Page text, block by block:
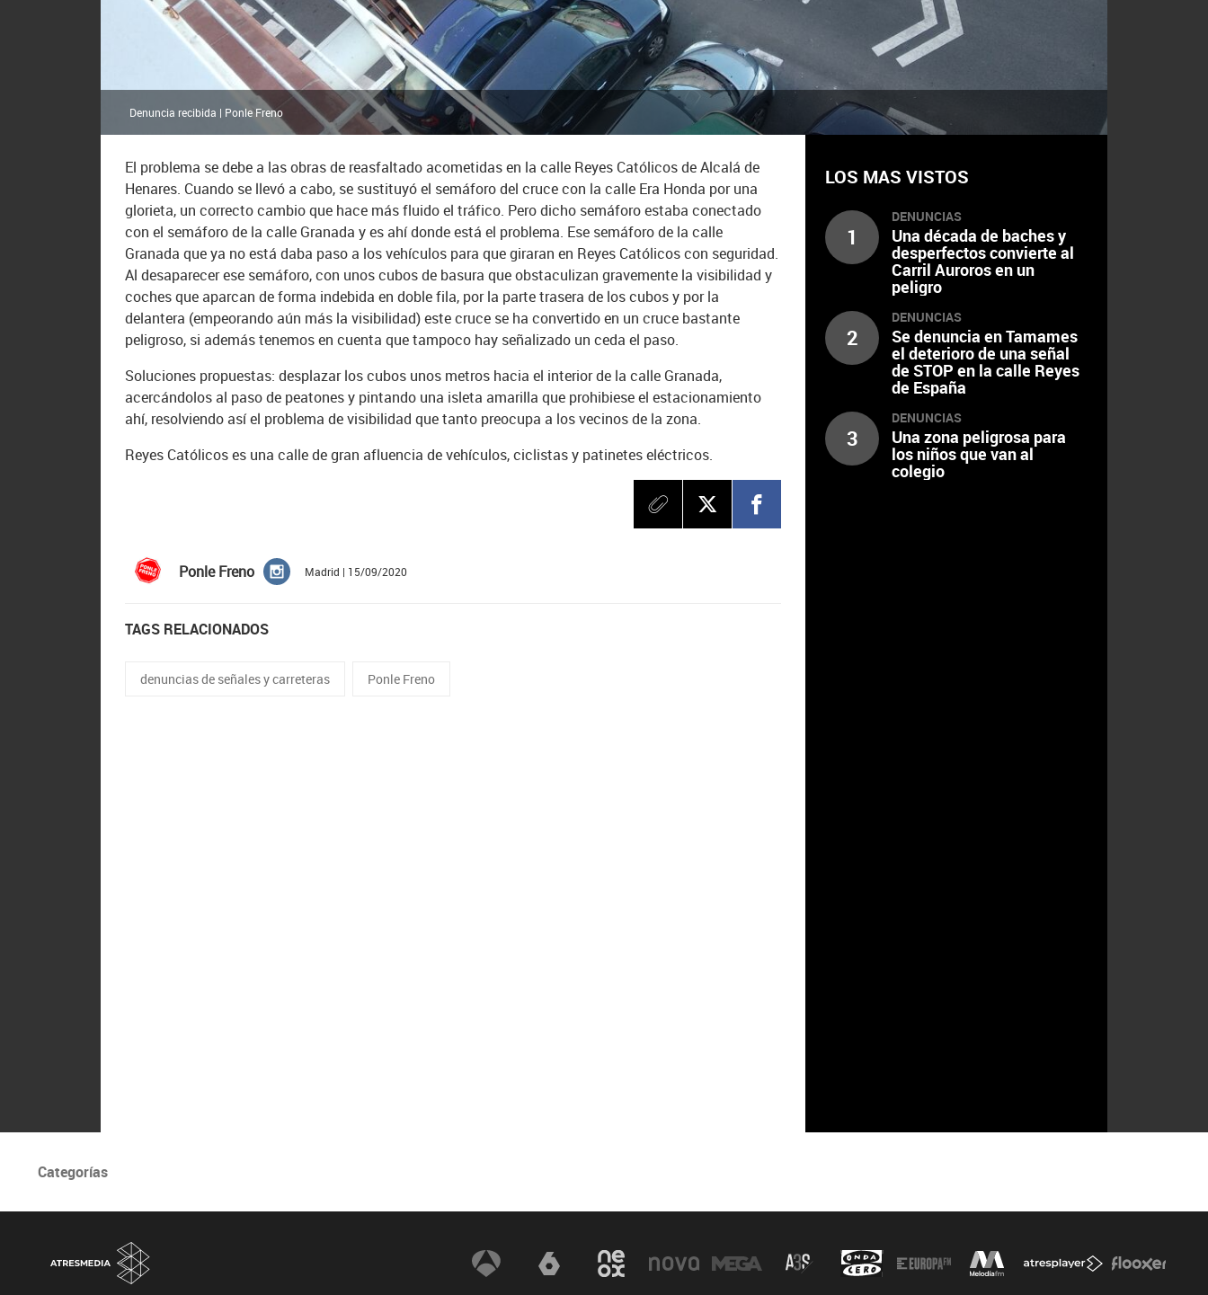
Denuncia recibida | Ponle Freno
El problema se debe a las obras de reasfaltado acometidas en la calle Reyes Católicos de Alcalá de
Henares. Cuando se llevó a cabo, se sustituyó el semáforo del cruce con la calle Era Honda por una
glorieta, un correcto cambio que hace más fluido el tráfico. Pero dicho semáforo estaba conectado
con el semáforo de la calle Granada y es ahí donde está el problema. Ese semáforo de la calle
Granada que ya no está daba paso a los vehículos para que giraran en Reyes Católicos con seguridad.
Al desaparecer ese semáforo, con unos cubos de basura que obstaculizan gravemente la visibilidad y
coches que aparcan de forma indebida en doble fila, por la parte trasera de los cubos y por la
delantera (empeorando aún más la visibilidad) este cruce se ha convertido en un cruce bastante
peligroso, si además tenemos en cuenta que tampoco hay señalizado un ceda el paso.
Soluciones propuestas: desplazar los cubos unos metros hacia el interior de la calle Granada,
acercándolos al paso de peatones y pintando una isleta amarilla que prohibiese el estacionamiento
ahí, resolviendo así el problema de visibilidad que tanto preocupa a los vecinos de la zona.
Reyes Católicos es una calle de gran afluencia de vehículos, ciclistas y patinetes eléctricos.
Ponle Freno Madrid | 15/09/2020
TAGS RELACIONADOS
denuncias de señales y carreteras Ponle Freno
LOS MAS VISTOS
1
DENUNCIAS
Una década de baches y
desperfectos convierte al
Carril Auroros en un
peligro
2
DENUNCIAS
Se denuncia en Tamames
el deterioro de una señal
de STOP en la calle Reyes
de España
3
DENUNCIAS
Una zona peligrosa para
los niños que van al
colegio
Categorías